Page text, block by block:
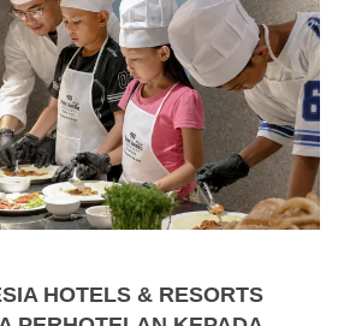
HOTELS & RESORTS